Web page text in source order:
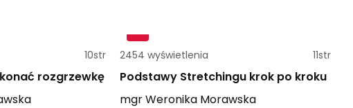
10str
rozgrzewkę
2454 wyświetlenia 11str
Podstawy Stretchingu krok po kroku
mgrWeronika Morawska